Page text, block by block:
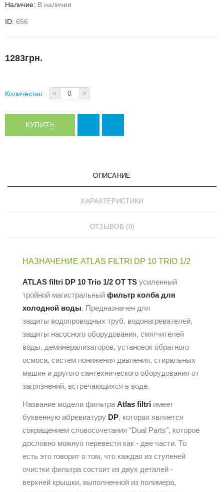
Наличие: В наличии
ID: 656
1283грн.
Количество < >
КУПИТЬ
ОПИСАНИЕ
ХАРАКТЕРИСТИКИ
ОТЗЫВОВ (0)
НАЗНАЧЕНИЕ ATLAS FILTRI DP 10 TRIO 1/2
ATLAS filtri DP 10 Trio 1/2 OT TS усиленный
тройной магистральный фильтр колба для
холодной воды. Предназначен для
защиты водопроводных труб, водонагревателей,
защиты насосного оборудования, смягчителей
воды, деминерализаторов, установок обратного
осмоса, систем понижения давления, стиральных
машин и другого сантехнического оборудования от
загрязнений, встречающихся в воде.
Название модели фильтра Atlas filtri имеет
буквенную абревиатуру DP, которая является
сокращением словосочетания "Dual Parts", которое
дословно можнуо перевести как - две части. То
есть это говорит о том, что каждая из ступеней
очистки фильтра состоит из двух деталей -
верхней крышки, выполненной из полимера,